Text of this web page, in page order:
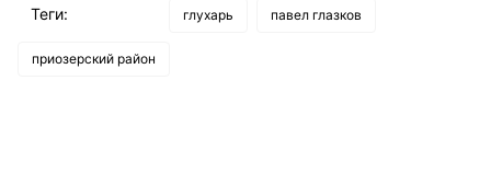
Теги: глухарь павел глазков
приозерский район